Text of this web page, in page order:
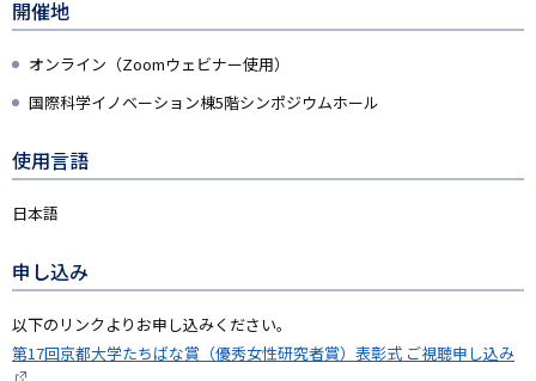
開催地
オンライン（Zoomウェビナー使用）
国際科学イノベーション棟5階シンポジウムホール
使用言語
日本語
申し込み
以下のリンクよりお申し込みください。
第17回京都大学たちばな賞（優秀女性研究者賞）表彰式 ご視聴申し込み